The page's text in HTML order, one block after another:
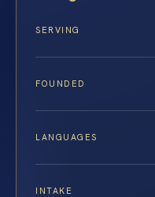
SERVING
FOUNDED
LANGUAGES
INTAKE